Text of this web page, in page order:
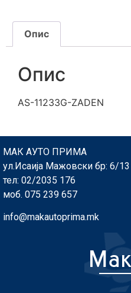
Опис
Опис
AS-11233G-ZADEN
МАК АУТО ПРИМА
ул.Исаија Мажовски бр: 6/
тел: 02/2035 176
моб. 075 239 657
info@makautoprima.mk